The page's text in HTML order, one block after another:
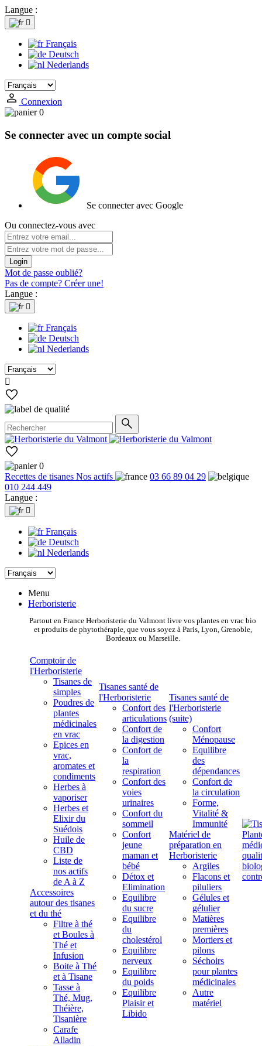
Langue :

Français
Deutsch
Nederlands
Connexion
0
Se connecter avec un compte social
Se connecter avec Google
Ou connectez-vous avec
Login
Mot de passe oublié?
Pas de compte? Créer une!
Langue :

Français
Deutsch
Nederlands

0
Recettes de tisanes Nos actifs
03 66 89 04 29
010 244 449
Langue :

Français
Deutsch
Nederlands
Menu
Herboristerie
Partout en France Herboristerie du Valmont livre vos plantes en vrac bio
et produits de phytothérapie, que vous soyez à Paris, Lyon, Grenoble,
Bordeaux ou Marseille.
Comptoir de
l'Herboristerie
Tisanes de
simples
Poudres de
plantes
médicinales
en vrac
Epices en
vrac,
aromates et
condiments
Herbes à
vaporiser
Herbes et
Elixir du
Suédois
Huile de
CBD
Liste de
nos actifs
de A à Z
Accessoires
autour des tisanes
et du thé
Filtre à thé
et Boules à
Thé et
Infusion
Boite à Thé
et à Tisane
Tasse à
Thé, Mug,
Théière,
Tisanière
Carafe
Alladin
Tisanes santé de
l'Herboristerie
Confort des
articulations
Confort de
la digestion
Confort de
la
respiration
Confort des
voies
urinaires
Confort du
sommeil
Confort
jeune
maman et
bébé
Détox et
Elimination
Equilibre
du sucre
Equilibre
du
cholestérol
Equilibre
nerveux
Equilibre
du poids
Equilibre
Plaisir et
Libido
Tisanes santé de
l'Herboristerie
(suite)
Confort
Ménopause
Equilibre
des
dépendances
Confort de
la circulation
Forme,
Vitalité &
Immunité
Matériel de
préparation en
Herboristerie
Argiles
Flacons et
piluliers
Gélules et
gélulier
Matières
premières
Mortiers et
pilons
Séchoirs
pour plantes
médicinales
Autre
matériel